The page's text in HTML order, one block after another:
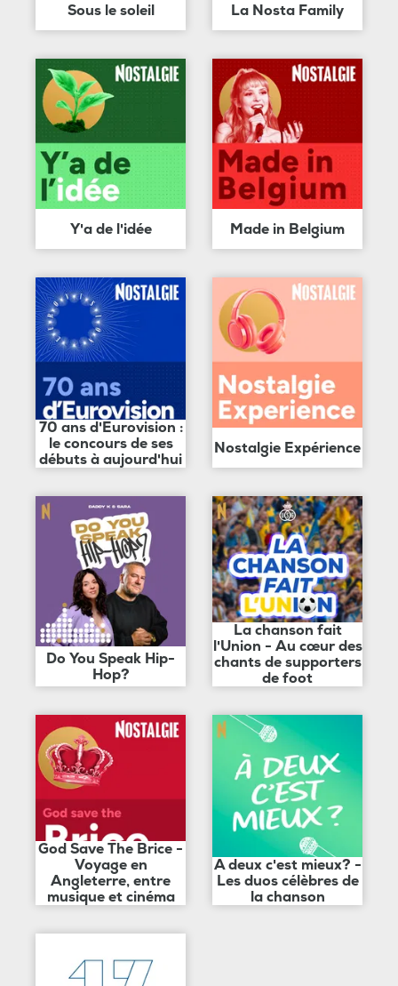
Sous le soleil La Nosta Family
Y'a de l'idée Made in Belgium
70 ans d'Eurovision :
le concours de ses
débuts à aujourd'hui
Nostalgie Expérience
Do You Speak Hip-
Hop?
La chanson fait
l'Union - Au cœur des
chants de supporters
de foot
God Save The Brice -
Voyage en
Angleterre, entre
musique et cinéma
A deux c'est mieux? -
Les duos célèbres de
la chanson